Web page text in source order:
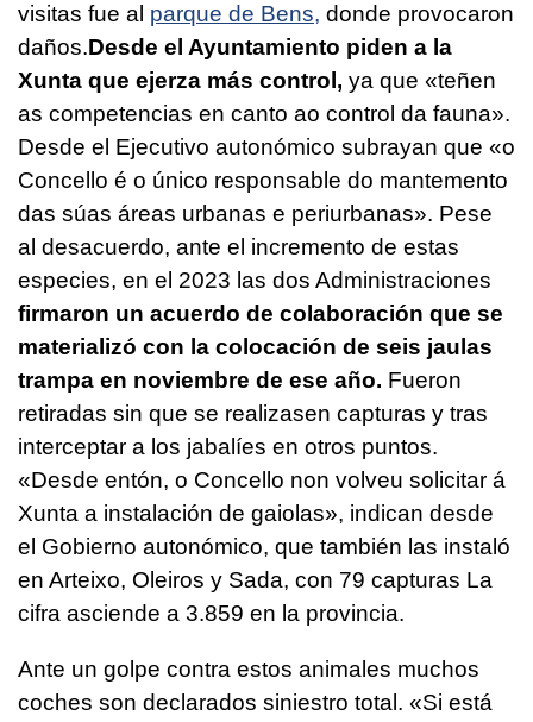
visitas fue al parque de Bens, donde provocaron
daños.Desde el Ayuntamiento piden a la
Xunta que ejerza más control, ya que «teñen
as competencias en canto ao control da fauna».
Desde el Ejecutivo autonómico subrayan que «o
Concello é o único responsable do mantemento
das súas áreas urbanas e periurbanas». Pese
al desacuerdo, ante el incremento de estas
especies, en el 2023 las dos Administraciones
firmaron un acuerdo de colaboración que se
materializó con la colocación de seis jaulas
trampa en noviembre de ese año. Fueron
retiradas sin que se realizasen capturas y tras
interceptar a los jabalíes en otros puntos.
«Desde entón, o Concello non volveu solicitar á
Xunta a instalación de gaiolas», indican desde
el Gobierno autonómico, que también las instaló
en Arteixo, Oleiros y Sada, con 79 capturas La
cifra asciende a 3.859 en la provincia.
Ante un golpe contra estos animales muchos
coches son declarados siniestro total. «Si está